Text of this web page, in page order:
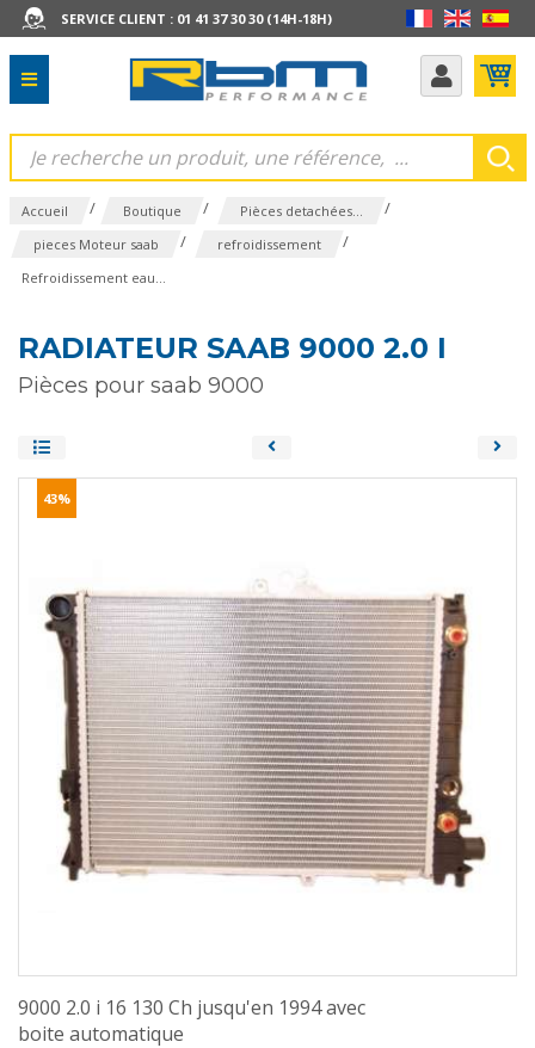
SERVICE CLIENT : 01 41 37 30 30 (14H-18H)
Accueil / Boutique / Pièces detachées... /
pieces Moteur saab / refroidissement /
Refroidissement eau...
RADIATEUR SAAB 9000 2.0 I
Pièces pour saab 9000
43%
9000 2.0 i 16 130 Ch jusqu'en 1994 avec
boite automatique